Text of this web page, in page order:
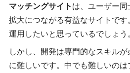
マッチングサイトは、ユーザー
拡大につながる有益なサイトです
運用したいと思っているでしょう。
しかし、開発は専門的なスキル
に難しいです。中でも難しいの